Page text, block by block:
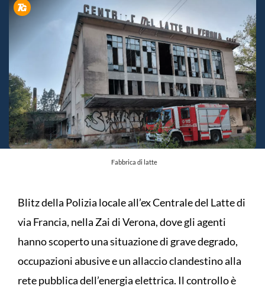
Fabbrica di latte
Blitz della Polizia locale all’ex Centrale del Latte di
via Francia, nella Zai di Verona, dove gli agenti
hanno scoperto una situazione di grave degrado,
occupazioni abusive e un allaccio clandestino alla
rete pubblica dell’energia elettrica. Il controllo è